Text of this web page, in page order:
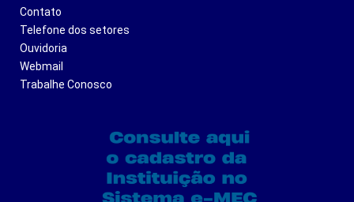
Contato
Telefone dos setores
Ouvidoria
Webmail
Trabalhe Conosco